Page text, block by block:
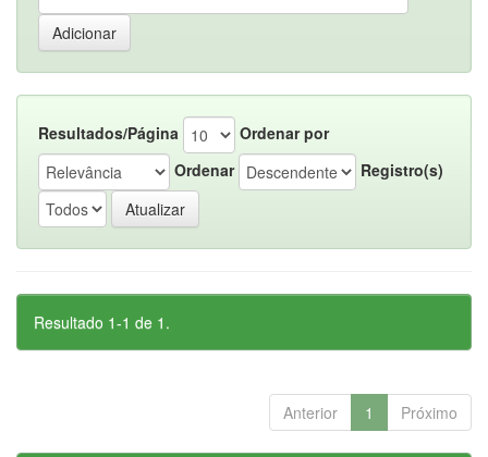
Resultados/Página
Ordenar por
Ordenar
Registro(s)
Resultado 1-1 de 1.
Anterior 1 Próximo